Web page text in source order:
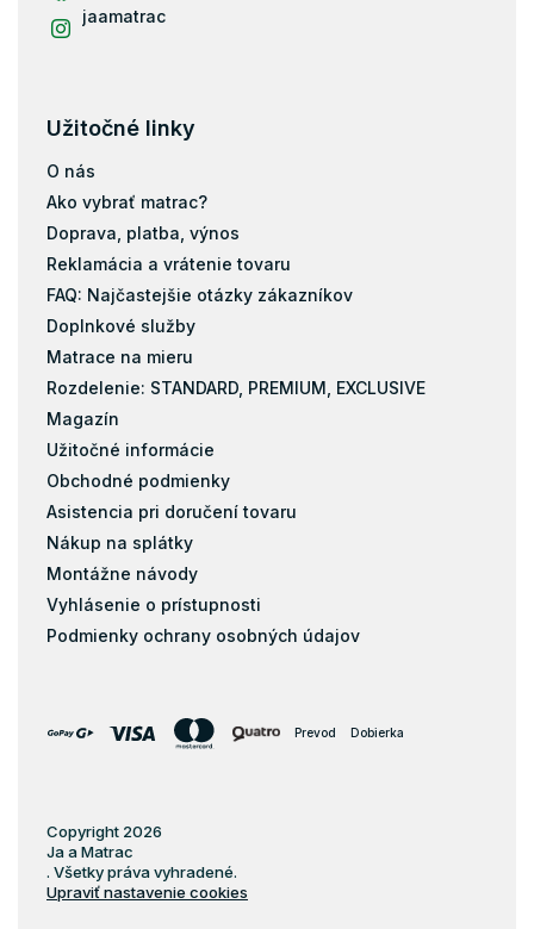
jaamatrac
Užitočné linky
O nás
Ako vybrať matrac?
Doprava, platba, výnos
Reklamácia a vrátenie tovaru
FAQ: Najčastejšie otázky zákazníkov
Doplnkové služby
Matrace na mieru
Rozdelenie: STANDARD, PREMIUM, EXCLUSIVE
Magazín
Užitočné informácie
Obchodné podmienky
Asistencia pri doručení tovaru
Nákup na splátky
Montážne návody
Vyhlásenie o prístupnosti
Podmienky ochrany osobných údajov
Prevod Dobierka
Copyright 2026
Ja a Matrac
. Všetky práva vyhradené.
Upraviť nastavenie cookies